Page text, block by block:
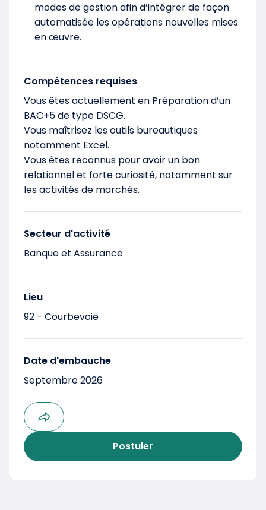
modes de gestion afin d’intégrer de façon
automatisée les opérations nouvelles mises
en œuvre.
Compétences requises
Vous êtes actuellement en Préparation d’un
BAC+5 de type DSCG.
Vous maîtrisez les outils bureautiques
notamment Excel.
Vous êtes reconnus pour avoir un bon
relationnel et forte curiosité, notamment sur
les activités de marchés.
Secteur d'activité
Banque et Assurance
Lieu
92 - Courbevoie
Date d'embauche
Septembre 2026
Postuler